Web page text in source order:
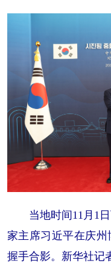
当地时间11月1
家主席习近平在庆
握手合影。新华社记